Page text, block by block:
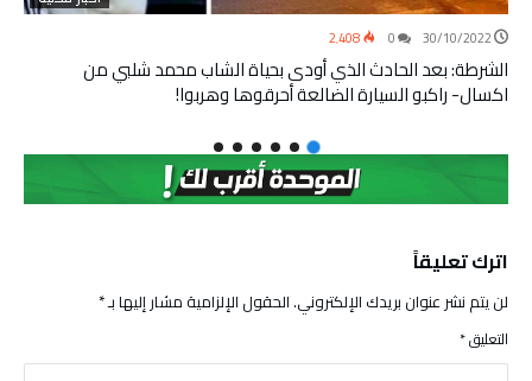
30/10/2022 2٬408
الشرطة: بعد الحادث الذي أودى بحياة الشاب محمد شلبي من
اكسال- راكبو السيارة الضالعة أحرقوها وهربوا!
اترك تعليقاً
لن يتم نشر عنوان بريدك الإلكتروني.الحقول الإلزامية مشار إليها بـ*
التعليق*